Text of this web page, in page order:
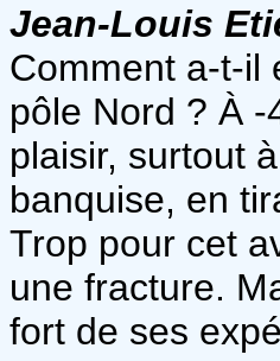
Jean-Louis
Comment a-t-il
pôle Nord ? À
plaisir, surtout
banquise, en
Trop pour cet
une fracture.
fort de ses